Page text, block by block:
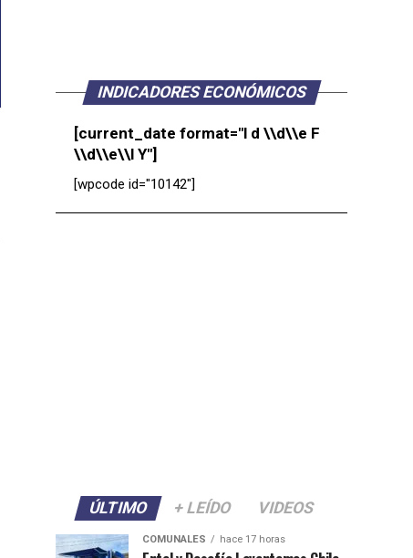
INDICADORES ECONÓMICOS
[current_date format="l d \\d\\e F
\\d\\e\\l Y"]
[wpcode id="10142"]
ÚLTIMO + LEÍDO VIDEOS
COMUNALES hace 17 horas